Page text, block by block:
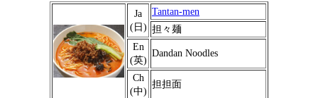
Ja
(日)
Tantan-men
担々麺
En
(英)
Dandan Noodles
Ch
(中)
担担面